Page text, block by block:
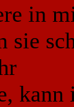
in
sie